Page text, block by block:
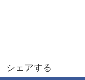
シェアする